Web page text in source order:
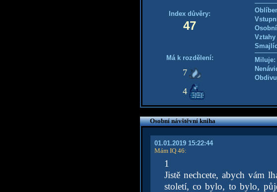
Index důvěry:
47
Má k rozdělení:
7
4
Miluje:
Osobní návštěvní kniha
01.01.2019 15:22:44
Mám IQ 46:
1
Jistě nechcete, abych vám
století, co bylo, to bylo,